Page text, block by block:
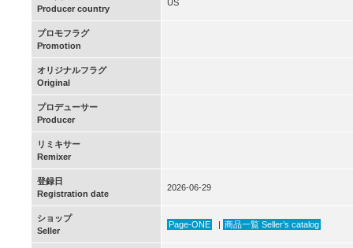
Producer country
US
プロモフラグ
Promotion
オリジナルフラグ
Original
プロデューサー
Producer
リミキサー
Remixer
登録日
Registration date
2026-06-29
ショップ
Seller
Page-ONE | 商品一覧 Seller’s catalog